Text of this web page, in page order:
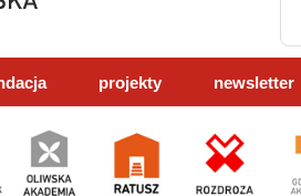
projekty newsletter